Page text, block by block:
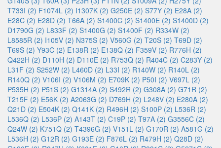
T733I (2) F1074L (2) I1307K (2) G250E (2) S77Y (2) E28A (2)
E28C (2) E28D (2) T66A (2) S1400C (2) S1400E (2) S1400D (2)
D1790G (2) L833F (2) S1400G (2) S1400F (2) R334W (2)
L8585R (2) I105V (2) N375S (2) V560G (2) T20S (2) T69D (2)
T69S (2) Y93C (2) E138R (2) E138Q (2) F359V (2) R776H (2)
Q422H (2) D110H (2) D110E (2) R753Q (2) R404C (2) C283Y (2)
L31F (2) S252W (2) L460D (2) L33I (2) R140W (2) R140L (2)
R140Q (2) V106I (2) V106M (2) E709K (2) P50I (2) V697L (2)
P535H (2) P51S (2) G1314A (2) S492R (2) G308A (2) G71R (2)
T215F (2) E56K (2) A2063G (2) D769H (2) L248V (2) E280A (2)
Q21D (2) E504K (2) Q141K (2) R496H (2) S100P (2) L536R (2)
L536Q (2) L536P (2) A143T (2) C19P (2) T97A (2) G3556C (2)
Q24W (2) K751Q (2) T4396G (2) V151L (2) G170R (2) A581G (2)
L536H (2) G12R (2) G193E (2) F876L (2) R479H (2) Q28D (2)